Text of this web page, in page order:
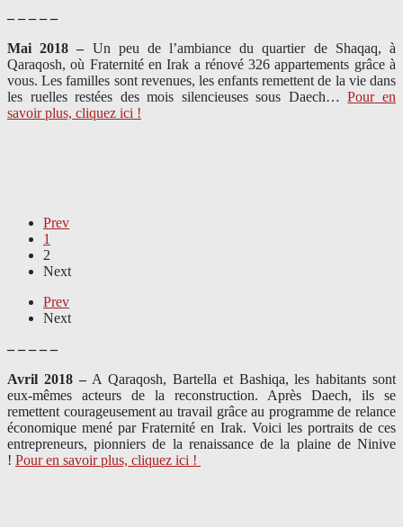
– – – – –
Mai 2018 – Un peu de l’ambiance du quartier de Shaqaq, à
Qaraqosh, où Fraternité en Irak a rénové 326 appartements grâce à
vous. Les familles sont revenues, les enfants remettent de la vie dans
les ruelles restées des mois silencieuses sous Daech… Pour en
savoir plus, cliquez ici !
Prev
1
2
Next
Prev
Next
– – – – –
Avril 2018 – A Qaraqosh, Bartella et Bashiqa, les habitants sont
eux-mêmes acteurs de la reconstruction. Après Daech, ils se
remettent courageusement au travail grâce au programme de relance
économique mené par Fraternité en Irak. Voici les portraits de ces
entrepreneurs, pionniers de la renaissance de la plaine de Ninive
! Pour en savoir plus, cliquez ici !